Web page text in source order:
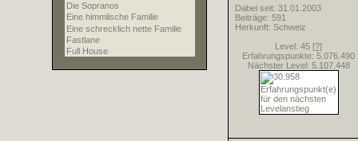
Dabei seit: 31.01.2003
Beiträge: 591
Herkunft: Schweiz
Level: 45 [?]
Erfahrungspunkte: 5.076.490
Nächster Level: 5.107.448